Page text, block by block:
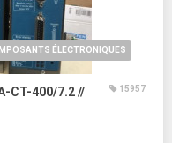
ÉLECTRONIQUES
CT-400/7.2 //
15957